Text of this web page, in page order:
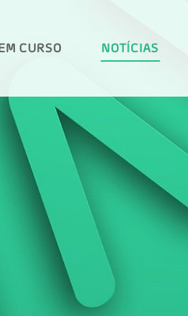
CURSO NOTÍCIAS